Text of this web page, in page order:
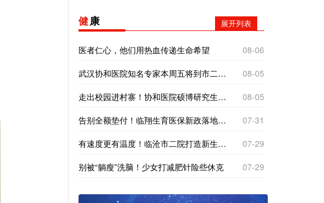
健康 展开列表
医者仁心，他们用热血传递生命希望
08-06
武汉协和医院知名专家本周五将到市二院义诊！
08-05
走出校园进村寨！协和医院硕博研究生到南美乡探寻基层医疗“真问题”
08-05
告别全额垫付！临翔生育医保新政落地，产检分娩直接现场报销
07-31
有速度更有温度！临沧市二院打造新生一站式体检专区
07-29
别被“躺瘦”洗脑！少女打减肥针险些休克
07-29